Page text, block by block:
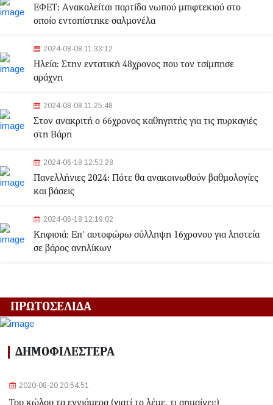
ΕΦΕΤ: Aνακαλείται παρτίδα νωπού μπιφτεκιού στο
οποίο εντοπίστηκε σαλμονέλα
2024-08-08 11:33:12
Ηλεία: Στην εντατική 48χρονος που τον τσίμπησε
αράχνη
2024-08-08 11:25:48
Στον ανακριτή ο 66χρονος καθηγητής για τις πυρκαγιές
στη Βάρη
2024-06-18 12:53:28
Πανελλήνιες 2024: Πότε θα ανακοινωθούν βαθμολογίες
και βάσεις
2024-06-18 12:19:02
Κηφισιά: Eπ' αυτοφώρω σύλληψη 16χρονου για ληστεία
σε βάρος ανηλίκων
Αλλαγές στα δρομολόγια του Μετρό και του Τραμ λόγω
2024-03-22 11:07:47
ΠΡΩΤΟΣΕΛΙΔΑ
ΔΗΜΟΦΙΛΕΣΤΕΡΑ
2020-08-20 20:54:51
Του κώλου τα εννιάμερα (γιατί το λέμε, τι σημαίνει;)